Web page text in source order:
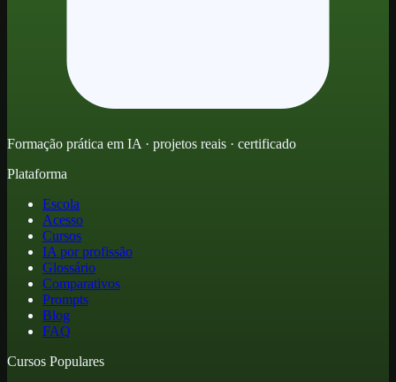
Formação prática em IA · projetos reais · certificado
Plataforma
Escola
Acesso
Cursos
IA por profissão
Glossário
Comparativos
Prompts
Blog
FAQ
Cursos Populares